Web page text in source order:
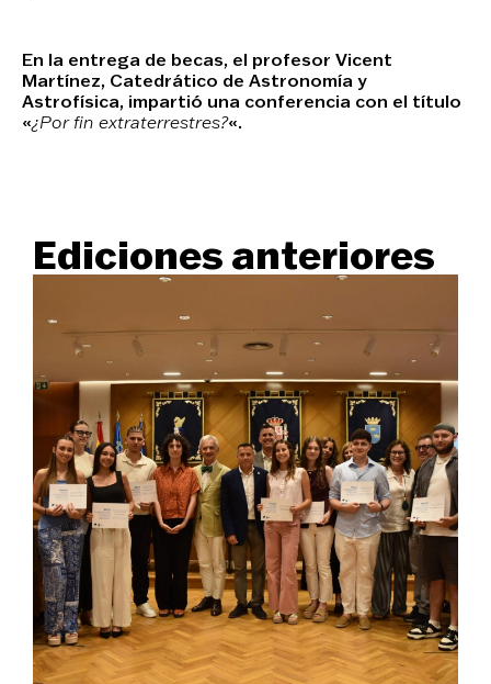
En la entrega de becas, el profesor Vicent
Martínez, Catedrático de Astronomía y
Astrofísica, impartió una conferencia con el título
«¿Por fin extraterrestres?«.
Ediciones anteriores